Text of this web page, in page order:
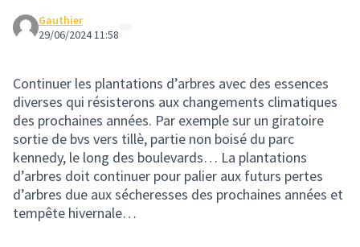
Gauthier
29/06/2024 11:58
Continuer les plantations d’arbres avec des essences
diverses qui résisterons aux changements climatiques
des prochaines années. Par exemple sur un giratoire
sortie de bvs vers tillè, partie non boisé du parc
kennedy, le long des boulevards… La plantations
d’arbres doit continuer pour palier aux futurs pertes
d’arbres due aux sécheresses des prochaines années et
tempête hivernale…